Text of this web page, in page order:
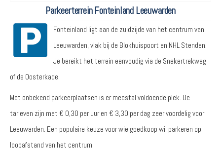
Parkeerterrein Fonteinland Leeuwarden
Fonteinland ligt aan de zuidzijde van het centrum van
Leeuwarden, vlak bij de Blokhuispoort en NHL Stenden.
Je bereikt het terrein eenvoudig via de Snekertrekweg
of de Oosterkade.
Met onbekend parkeerplaatsen is er meestal voldoende plek. De
tarieven zijn met € 0,30 per uur en € 3,30 per dag zeer voordelig voor
Leeuwarden. Een populaire keuze voor wie goedkoop wil parkeren op
loopafstand van het centrum.